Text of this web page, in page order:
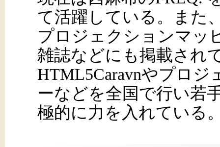
て活躍している。また
プロジェクションマッ
雑誌などにも掲載され
HTML5Caravnやプロ
ーなどを全国で行い若
極的に力を入れている